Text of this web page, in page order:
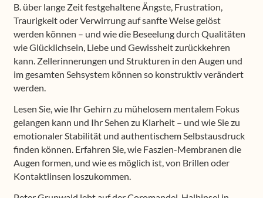
B. über lange Zeit festgehaltene Ängste, Frustration,
Traurigkeit oder Verwirrung auf sanfte Weise gelöst
werden können – und wie die Beseelung durch Qualitäten
wie Glücklichsein, Liebe und Gewissheit zurückkehren
kann. Zellerinnerungen und Strukturen in den Augen und
im gesamten Sehsystem können so konstruktiv verändert
werden.
Lesen Sie, wie Ihr Gehirn zu mühelosem mentalem Fokus
gelangen kann und Ihr Sehen zu Klarheit – und wie Sie zu
emotionaler Stabilität und authentischem Selbstausdruck
finden können. Erfahren Sie, wie Faszien-Membranen die
Augen formen, und wie es möglich ist, von Brillen oder
Kontaktlinsen loszukommen.